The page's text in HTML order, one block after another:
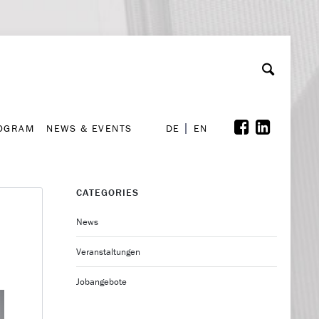
NEWS & EVENTS DE EN
CATEGORIES
News
Veranstaltungen
Jobangebote